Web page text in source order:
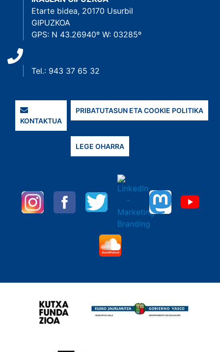
Etarte bidea, 20170 Usurbil
GIPUZKOA
GPS: N 43.26940º W: 03285º
Tel.: 943 37 65 32
KONTAKTUA
PRIBATUTASUN ETA COOKIE POLITIKA
LEGE OHARRA